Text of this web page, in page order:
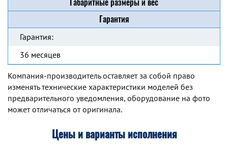
Габаритные размеры и вес
Гарантия
Гарантия:
36 месяцев
Компания-производитель оставляет за собой право
изменять технические характеристики моделей без
предварительного уведомления, оборудование на фото
может отличаться от оригинала.
Цены и варианты исполнения